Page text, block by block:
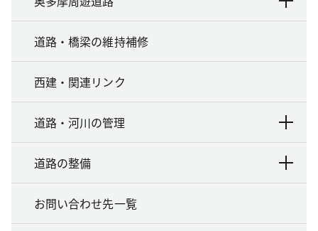
道路・橋梁の維持補修
西建・関連リンク
道路・河川の管理
道路の整備
お問い合わせ先一覧